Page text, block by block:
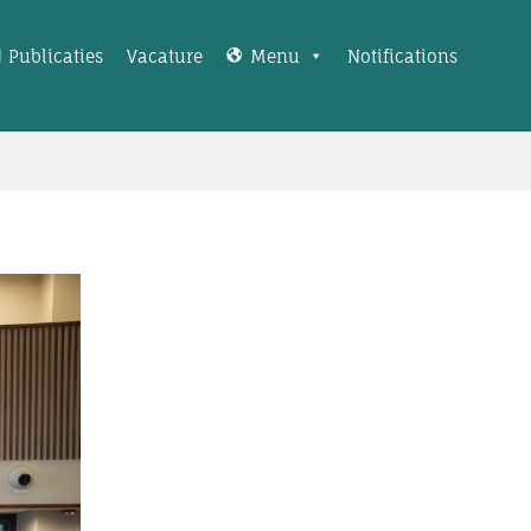
Publicaties Vacature Menu Notifications